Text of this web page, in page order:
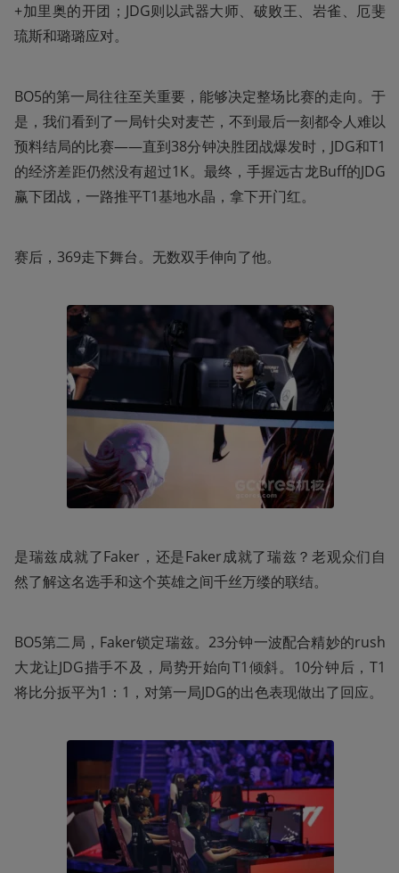
+加里奥的开团；JDG则以武器大师、破败王、岩雀、厄斐
琉斯和璐璐应对。
BO5的第一局往往至关重要，能够决定整场比赛的走向。于
是，我们看到了一局针尖对麦芒，不到最后一刻都令人难以
预料结局的比赛——直到38分钟决胜团战爆发时，JDG和T1
的经济差距仍然没有超过1K。最终，手握远古龙Buff的JDG
赢下团战，一路推平T1基地水晶，拿下开门红。
赛后，369走下舞台。无数双手伸向了他。
是瑞兹成就了Faker，还是Faker成就了瑞兹？老观众们自
然了解这名选手和这个英雄之间千丝万缕的联结。
BO5第二局，Faker锁定瑞兹。23分钟一波配合精妙的rush
大龙让JDG措手不及，局势开始向T1倾斜。10分钟后，T1
将比分扳平为1：1，对第一局JDG的出色表现做出了回应。